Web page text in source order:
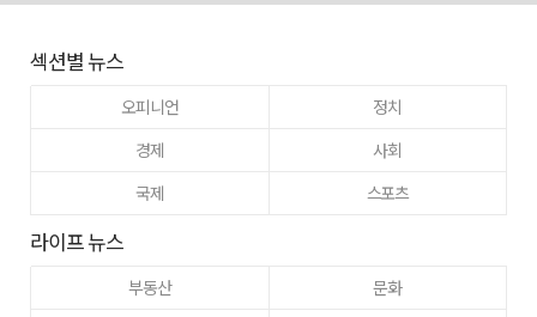
섹션별 뉴스
오피니언
정치
경제
사회
국제
스포츠
라이프 뉴스
부동산
문화